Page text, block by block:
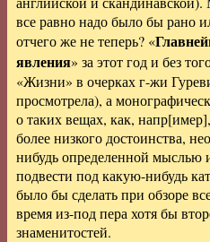
все равно надо было бы рано
отчего же не теперь? «
явления» за этот год и без
«Жизни» в очерках г-жи
просмотрела), а
о таких вещах, как, напр[имер]
более низкого достоинства,
нибудь определенной мыслью
подвести под какую-нибудь
было бы сделать при обзоре
время из-под пера хотя бы
знаменитостей.